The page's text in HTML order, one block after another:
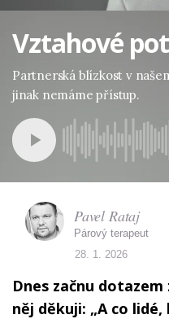
Vztahové
Partnerská blízkost v
jinak nemáme přístup.
Dnes začnu
něj děkuji: „A co
Pavel Rataj
Párový terapeut
28. 1. 2026